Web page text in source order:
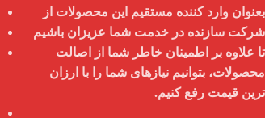
بعنوان وارد کننده مستقیم این محصولات از
شرکت سازنده در خدمت شما عزیزان باشیم
تا علاوه بر اطمینان خاطر شما از
اصالت
محصولات، بتوانیم نیازهای شما را با ارزان
ترین قیمت رفع کنیم.